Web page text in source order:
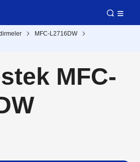
MFC-L2716DW
MFC-